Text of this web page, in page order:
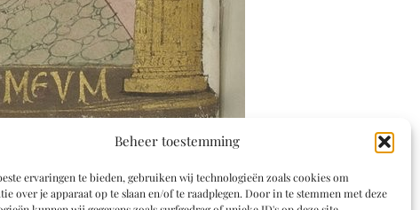
Beheer toestemming
ervaringen te bieden, gebruiken wij technologieën zoals cookies om
over je apparaat op te slaan en/of te raadplegen. Door in te stemmen met deze